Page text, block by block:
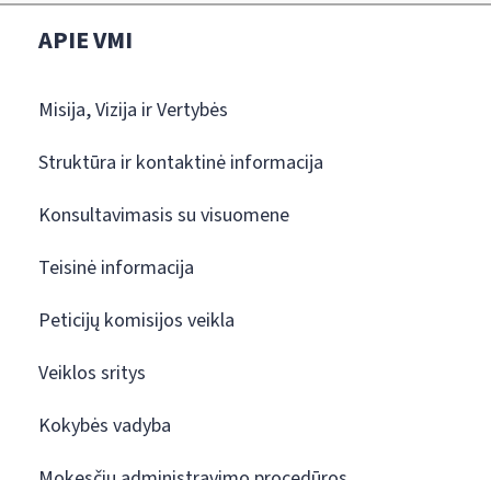
APIE VMI
Misija, Vizija ir Vertybės
Struktūra ir kontaktinė informacija
Konsultavimasis su visuomene
Teisinė informacija
Peticijų komisijos veikla
Veiklos sritys
Kokybės vadyba